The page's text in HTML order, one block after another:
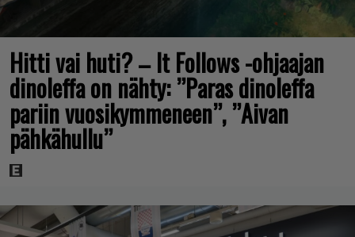
Hitti vai huti? – It Follows -ohjaajan
dinoleffa on nähty: ”Paras dinoleffa
pariin vuosikymmeneen”, ”Aivan
pähkähullu”